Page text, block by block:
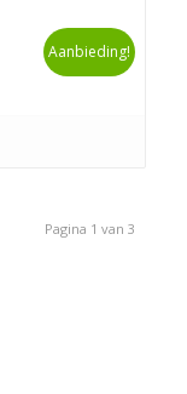
Aanbieding!
Pagina 1 van 3